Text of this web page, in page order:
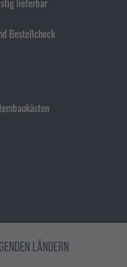
Bestellcheck
LÄNDERN